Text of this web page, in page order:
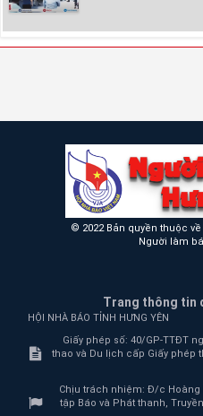
© 2022 Bản quyền thuộc
Người làm
Trang thông tin
HỘI NHÀ BÁO TỈNH HƯNG YÊN
Giấy phép số: 40/GP-TTĐT
thao và Du lịch cấp Giấy phép
Chịu trách nhiệm: Đ/c Hoàng
tập Báo và Phát thanh,